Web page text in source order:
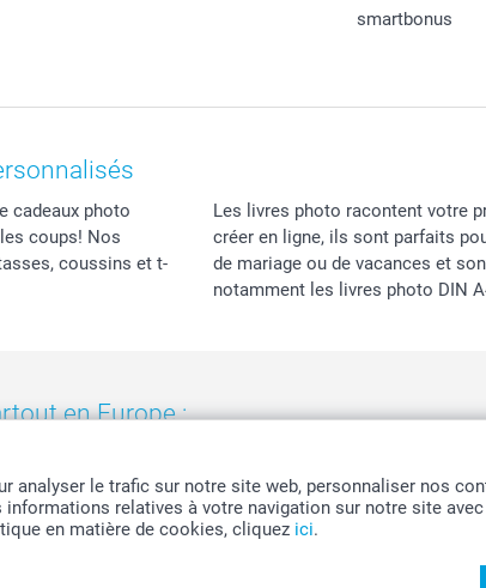
le trafic sur notre site web, personnaliser nos
relatives à votre navigation sur notre site
en matière de cookies, cliquez ici.
smartbonus
cadeaux photo
coups! Nos
coussins et t-
Les livres photo racontent votre
créer en ligne, ils sont parfaits
de mariage ou de vacances et
notamment les livres photo DIN
en Europe :